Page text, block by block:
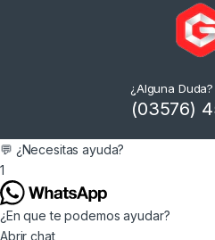
¿Alguna
(03576)
💬 ¿Necesitas ayuda?
1
¿En que te podemos ayudar?
Abrir chat